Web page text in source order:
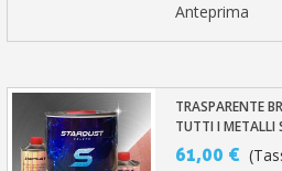
Anteprima
TRASPARENTE
TUTTI I METALLI
61,00 €